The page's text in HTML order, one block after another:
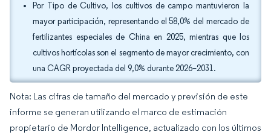
Por Tipo de Cultivo, los cultivos de campo mantuvieron la
mayor participación, representando el 58,0% del mercado de
fertilizantes especiales de China en 2025, mientras que los
cultivos hortícolas son el segmento de mayor crecimiento, con
una CAGR proyectada del 9,0% durante 2026–2031.
Nota: Las cifras de tamaño del mercado y previsión de este
informe se generan utilizando el marco de estimación
propietario de Mordor Intelligence, actualizado con los últimos